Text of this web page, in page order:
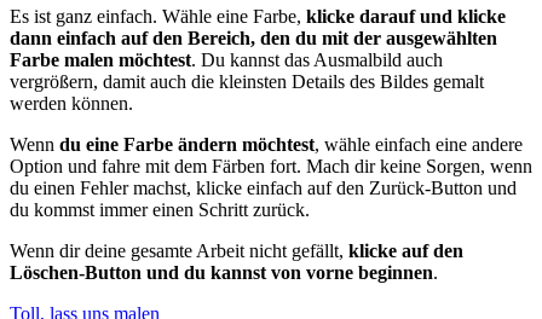
Es ist ganz einfach. Wähle eine Farbe, klicke darauf und klicke
dann einfach auf den Bereich, den du mit der ausgewählten
Farbe malen möchtest. Du kannst das Ausmalbild auch
vergrößern, damit auch die kleinsten Details des Bildes gemalt
werden können.
Wenn du eine Farbe ändern möchtest, wähle einfach eine andere
Option und fahre mit dem Färben fort. Mach dir keine Sorgen, wenn
du einen Fehler machst, klicke einfach auf den Zurück-Button und
du kommst immer einen Schritt zurück.
Wenn dir deine gesamte Arbeit nicht gefällt, klicke auf den
Löschen-Button und du kannst von vorne beginnen.
Toll, lass uns malen